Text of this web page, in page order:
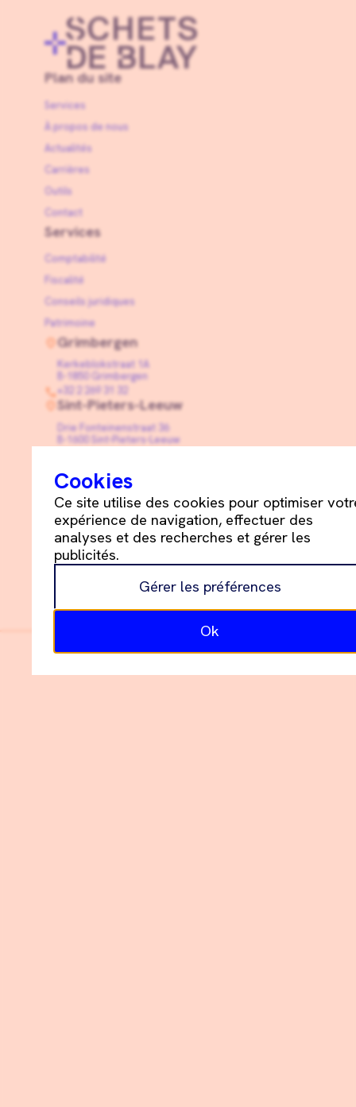
Plan du site
Services
À propos de nous
Actualités
Carrières
Outils
Contact
Services
Comptabilité
Fiscalité
Conseils juridiques
Patrimoine
Grimbergen
Kerkeblokstraat 1A
B-1850 Grimbergen
+32 2 269 31 32
Sint-Pieters-Leeuw
Drie Fonteinenstraat 36
B-1600 Sint-Pieters-Leeuw
info@schetsdeblay.be
Linkedin
Politique de cookiesDéclaration de confidentialité
Cookies
Ce site utilise des cookies pour optimiser
expérience de navigation, effectuer des
analyses et des recherches et gérer les
publicités.
Gérer les préférences
Ok